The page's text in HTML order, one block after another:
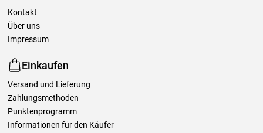
Kontakt
Über uns
Impressum
Einkaufen
Versand und Lieferung
Zahlungsmethoden
Punktenprogramm
Informationen für den Käufer